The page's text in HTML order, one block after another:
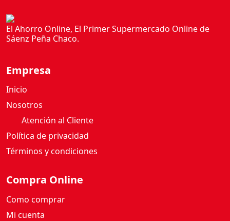
El Ahorro Online, El Primer Supermercado Online de
Sáenz Peña Chaco.
Empresa
Inicio
Nosotros
Atención al Cliente
Política de privacidad
Términos y condiciones
Compra Online
Como comprar
Mi cuenta